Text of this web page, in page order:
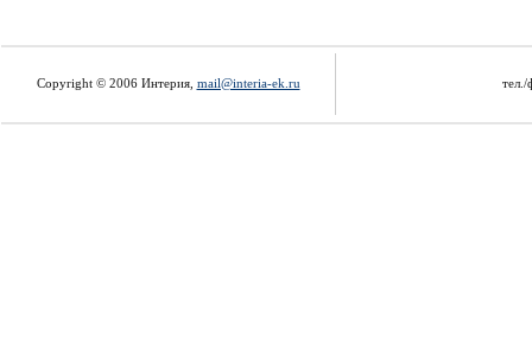
Copyright © 2006 Интерия, mail@interia-ek.ru